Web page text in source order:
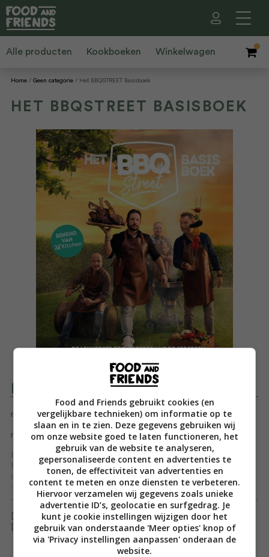
Alle producten Kookboeken Winkelwagen
Home Geen categorie Het BBQSTREET Basisboek
HET BBQSTREET BASISBOEK
Productomschrijving
n
n
Iedereen kan BBQ’en met Het BBQSTREET Basis Boek. Met
BBQSTREET, de hitserie op 24Kitchen, leer je alles over
barbecueën en ga je aan de slag met de lekkerste recepten.
nIedereen kan BBQ’en, dat is het motto van BBQSTREET, de
BBQ-hit van 24Kitchen. Want enthousiaste barbecueliefhebbers,
of het nu om beginners of gevorderder gaat, weten het: niets is
zo gezellig als samen buiten koken op vuur. Ontdek met Het
BBQSTREET Basisboek alle ins en outs van dé buitensport.
Toon meer
[ywfbt_form product_id="35195"]
[recently_viewed_products]
Food and Friends gebruikt cookies (en
vergelijkbare technieken) om informatie op te
slaan en in te zien. Deze gegevens gebruiken wij
om onze website goed te laten functioneren, het
gebruik van de website te analyseren,
gepersonaliseerde content en advertenties te
tonen, de effectiviteit van advertenties en
content te meten en onze diensten te verbeteren.
Hiervoor verzamelen wij gegevens zoals unieke
advertentie ID’s, geolocatie en surfgedrag. Je
kunt je cookie instellingen wijzigen door het
gebruik van onderstaande 'Meer opties' knop of
via 'Privacy instellingen aanpassen' onderaan de
website.